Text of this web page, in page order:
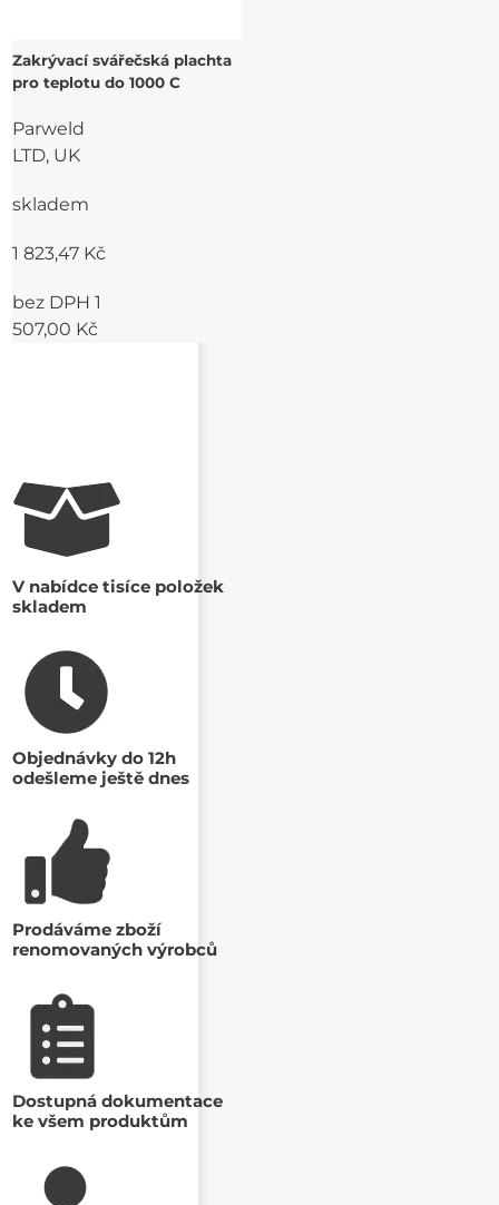
Zakrývací svářečská plachta
pro teplotu do 1000 C
Parweld
LTD, UK
skladem
1 823,47 Kč
bez DPH 1
507,00 Kč
V nabídce tisíce položek
skladem
Objednávky do 12h
odešleme ještě dnes
Prodáváme zboží
renomovaných výrobců
Dostupná dokumentace
ke všem produktům